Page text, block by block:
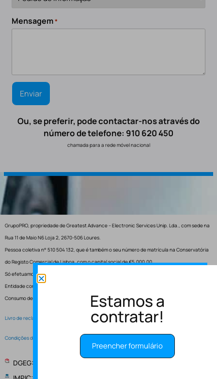
Mensagem*
Ou, se preferir, pode contactar-nos através do
número de telefone: 910 620 450
chamada para a rede móvel nacional
GrupoPRO, propriedade de Greatest Advance – Electronic Services Unip. Lda., com sede na
Rua 11 de Maio N6 Loja 2, 2670-506 Loures.
Pessoa coletiva n° 510 504 132, que é também o seu número de matrícula na Conservatória
do Registo Comercial de Lisboa, com o capital social de €5.000,00.
Só efetuamos entregas em Portugal.
Entidade competente para resolução de conflitos – Centro de Arbitragem de Conflitos de
Consumo de Lisboa.
Livro de reclamações electrónico
Condições de Serviço
DGEG: Entidade Instaladora EI-2997
Estamos a
contratar!
Preencher formulário